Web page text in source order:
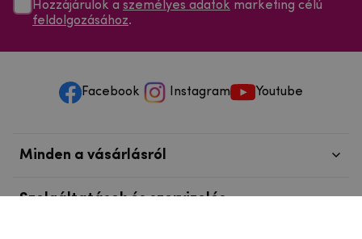
Hozzájárulok a személyes adatok marketing célú
feldolgozásához.
Facebook Instagram Youtube
Minden a vásárlásról
Szolgáltatások és szervizelés